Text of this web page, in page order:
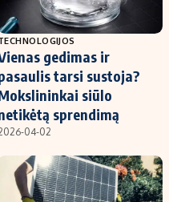
gedimas ir
tarsi sustoja?
siūlo
sprendimą
04-02